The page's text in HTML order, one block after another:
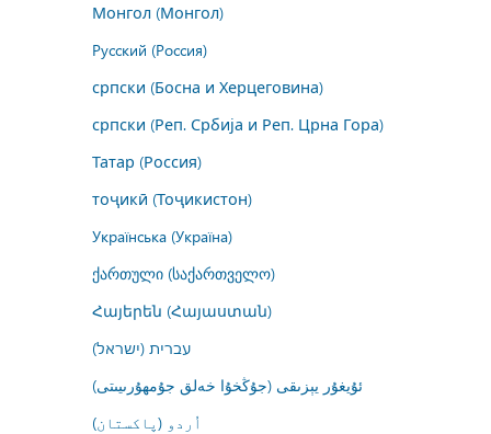
Монгол (Монгол)
Русский (Россия)
српски (Босна и Херцеговина)
српски (Реп. Србија и Реп. Црна Гора)
Татар (Россия)
тоҷикӣ (Тоҷикистон)
Українська (Україна)
ქართული (საქართველო)
Հայերեն (Հայաստան)
עברית (ישראל)
ئۇيغۇر يېزىقى (جۇڭخۇا خەلق جۇمھۇرىيىتى)
اُردو (پاکستان)